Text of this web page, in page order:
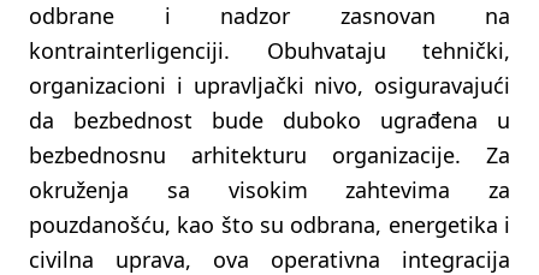
odbrane i nadzor zasnovan na
kontrainterligenciji. Obuhvataju tehnički,
organizacioni i upravljački nivo, osiguravajući
da bezbednost bude duboko ugrađena u
bezbednosnu arhitekturu organizacije. Za
okruženja sa visokim zahtevima za
pouzdanošću, kao što su odbrana, energetika i
civilna uprava, ova operativna integracija